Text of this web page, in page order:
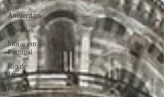
Amsterdam
Bruxelas
Morar em
Portugal
Rio de
Janeiro
França